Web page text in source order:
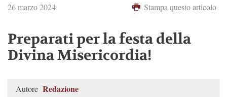
26 marzo 2024 Stampa questo articolo
Preparati per la festa della
Divina Misericordia!
Autore Redazione